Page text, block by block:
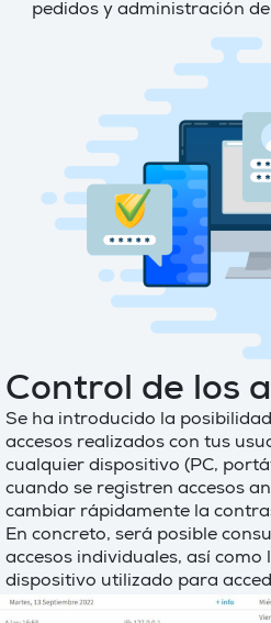
pedidos y administración
Control de los
Se ha introducido la
accesos realizados con tus
cualquier dispositivo (PC,
cuando se registren accesos
cambiar rápidamente la
En concreto, será posible
accesos individuales, así como
dispositivo utilizado para